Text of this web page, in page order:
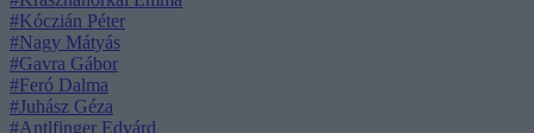
#Kóczián Péter
#Nagy Mátyás
#Gavra Gábor
#Feró Dalma
#Juhász Géza
#Antlfinger Edvárd